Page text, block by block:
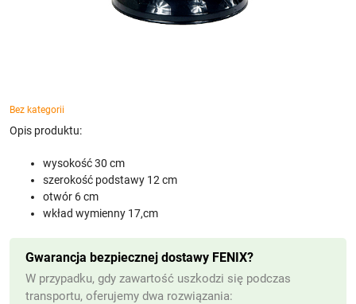
Bez kategorii
Opis produktu:
wysokość 30 cm
szerokość podstawy 12 cm
otwór 6 cm
wkład wymienny 17,cm
Gwarancja bezpiecznej dostawy FENIX?
W przypadku, gdy zawartość uszkodzi się podczas
transportu, oferujemy dwa rozwiązania: